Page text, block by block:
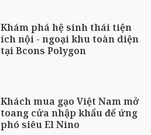
Khám phá hệ sinh thái tiện
ích nội - ngoại khu toàn diện
tại Bcons Polygon
Khách mua gạo Việt Nam mở
toang cửa nhập khẩu để ứng
phó siêu El Nino